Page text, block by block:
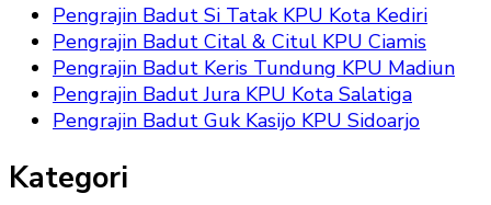
Pengrajin Badut Si Tatak KPU Kota Kediri
Pengrajin Badut Cital & Citul KPU Ciamis
Pengrajin Badut Keris Tundung KPU Madiun
Pengrajin Badut Jura KPU Kota Salatiga
Pengrajin Badut Guk Kasijo KPU Sidoarjo
Kategori